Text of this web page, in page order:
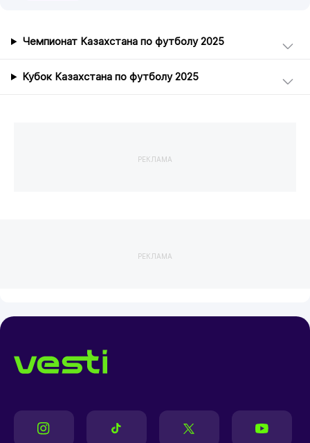
Чемпионат Казахстана по футболу 2025
Кубок Казахстана по футболу 2025
РЕКЛАМА
РЕКЛАМА